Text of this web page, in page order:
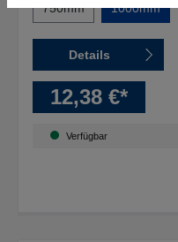
750mm
1000mm
Details
12,38 €*
Verfügbar